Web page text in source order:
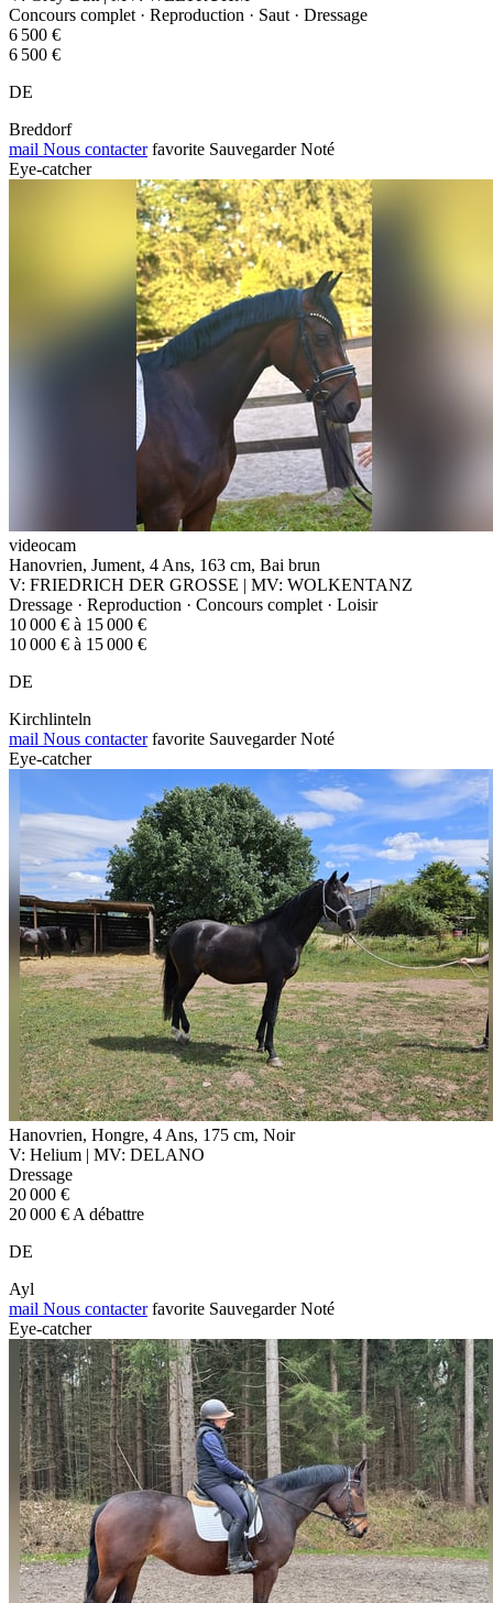
Concours complet · Reproduction · Saut · Dressage
6 500 €
6 500 €
DE
Breddorf
mail Nous contacter favorite Sauvegarder Noté
Eye-catcher
videocam
Hanovrien, Jument, 4 Ans, 163 cm, Bai brun
V: FRIEDRICH DER GROSSE | MV: WOLKENTANZ
Dressage · Reproduction · Concours complet · Loisir
10 000 € à 15 000 €
10 000 € à 15 000 €
DE
Kirchlinteln
mail Nous contacter favorite Sauvegarder Noté
Eye-catcher
Hanovrien, Hongre, 4 Ans, 175 cm, Noir
V: Helium | MV: DELANO
Dressage
20 000 €
20 000 € A débattre
DE
Ayl
mail Nous contacter favorite Sauvegarder Noté
Eye-catcher